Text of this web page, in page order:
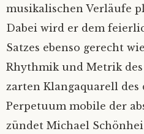
musikalischen Verläufe
Dabei wird er dem
Satzes ebenso gerecht
Rhythmik und Metrik
zarten Klangaquarell
Perpetuum mobile der
zündet Michael